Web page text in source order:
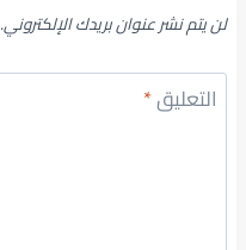
لن يتم نشر عنوان بريدك الإلكتروني.
التعليق*